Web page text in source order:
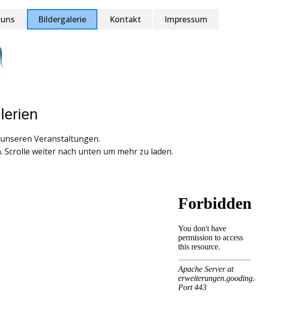
Bildergalerie Kontakt Impressum
Veranstaltungen.
weiter nach unten um mehr zu laden.